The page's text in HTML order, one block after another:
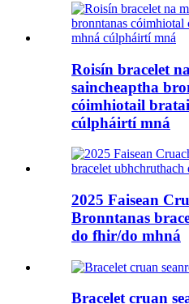
Roisín bracelet
saincheaptha
cóimhiotail
cúlpháirtí mná
2025 Faisean
Bronntanas
do fhir/do mhná
Bracelet cruan